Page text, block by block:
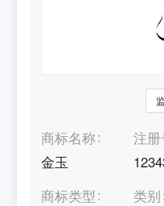
商标名称
金玉
注
商标类型
类别